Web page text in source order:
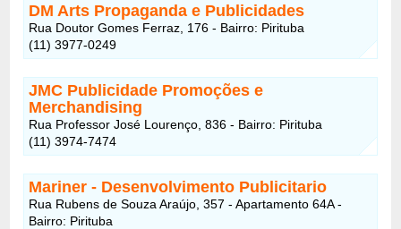
DM Arts Propaganda e Publicidades
Rua Doutor Gomes Ferraz, 176 - Bairro: Pirituba
(11) 3977-0249
JMC Publicidade Promoções e
Merchandising
Rua Professor José Lourenço, 836 - Bairro: Pirituba
(11) 3974-7474
Mariner - Desenvolvimento Publicitario
Rua Rubens de Souza Araújo, 357 - Apartamento 64A -
Bairro: Pirituba